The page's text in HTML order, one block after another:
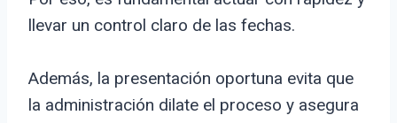
llevar un control claro de las fechas.
Además, la presentación oportuna evita que
la administración dilate el proceso y asegura